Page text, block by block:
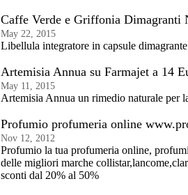
Caffe Verde e Griffonia Dimagranti
May 22, 2015
Libellula integratore in capsule
Artemisia Annua su Farmajet a 14
May 11, 2015
Artemisia Annua un rimedio naturale per
Profumio profumeria online
Nov 12, 2012
Profumio la tua profumeria online,
delle migliori marche
sconti dal 20% al 50%